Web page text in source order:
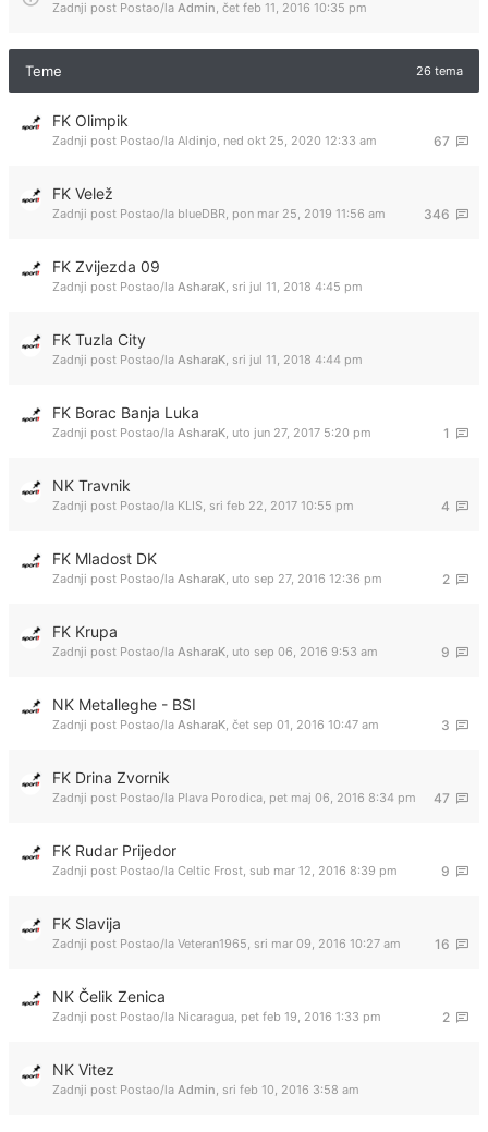
Zadnji post Postao/la Admin, čet feb 11, 2016 10:35 pm
Teme 26 tema
FK Olimpik
67
Zadnji post Postao/la Aldinjo, ned okt 25, 2020 12:33 am
FK Velež
346
Zadnji post Postao/la blueDBR, pon mar 25, 2019 11:56 am
FK Zvijezda 09
Zadnji post Postao/la AsharaK, sri jul 11, 2018 4:45 pm
FK Tuzla City
Zadnji post Postao/la AsharaK, sri jul 11, 2018 4:44 pm
FK Borac Banja Luka
1
Zadnji post Postao/la AsharaK, uto jun 27, 2017 5:20 pm
NK Travnik
4
Zadnji post Postao/la KLIS, sri feb 22, 2017 10:55 pm
FK Mladost DK
2
Zadnji post Postao/la AsharaK, uto sep 27, 2016 12:36 pm
FK Krupa
9
Zadnji post Postao/la AsharaK, uto sep 06, 2016 9:53 am
NK Metalleghe - BSI
3
Zadnji post Postao/la AsharaK, čet sep 01, 2016 10:47 am
FK Drina Zvornik
47
Zadnji post Postao/la Plava Porodica, pet maj 06, 2016 8:34 pm
FK Rudar Prijedor
9
Zadnji post Postao/la Celtic Frost, sub mar 12, 2016 8:39 pm
FK Slavija
16
Zadnji post Postao/la Veteran1965, sri mar 09, 2016 10:27 am
NK Čelik Zenica
2
Zadnji post Postao/la Nicaragua, pet feb 19, 2016 1:33 pm
NK Vitez
Zadnji post Postao/la Admin, sri feb 10, 2016 3:58 am